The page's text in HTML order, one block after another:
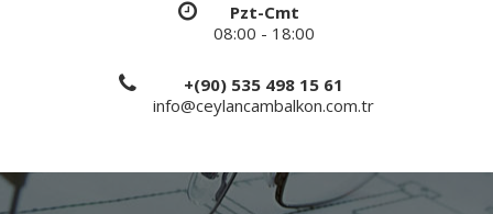
Pzt-Cmt
08:00 - 18:00
+(90) 535 498 15 61
info@ceylancambalkon.com.tr